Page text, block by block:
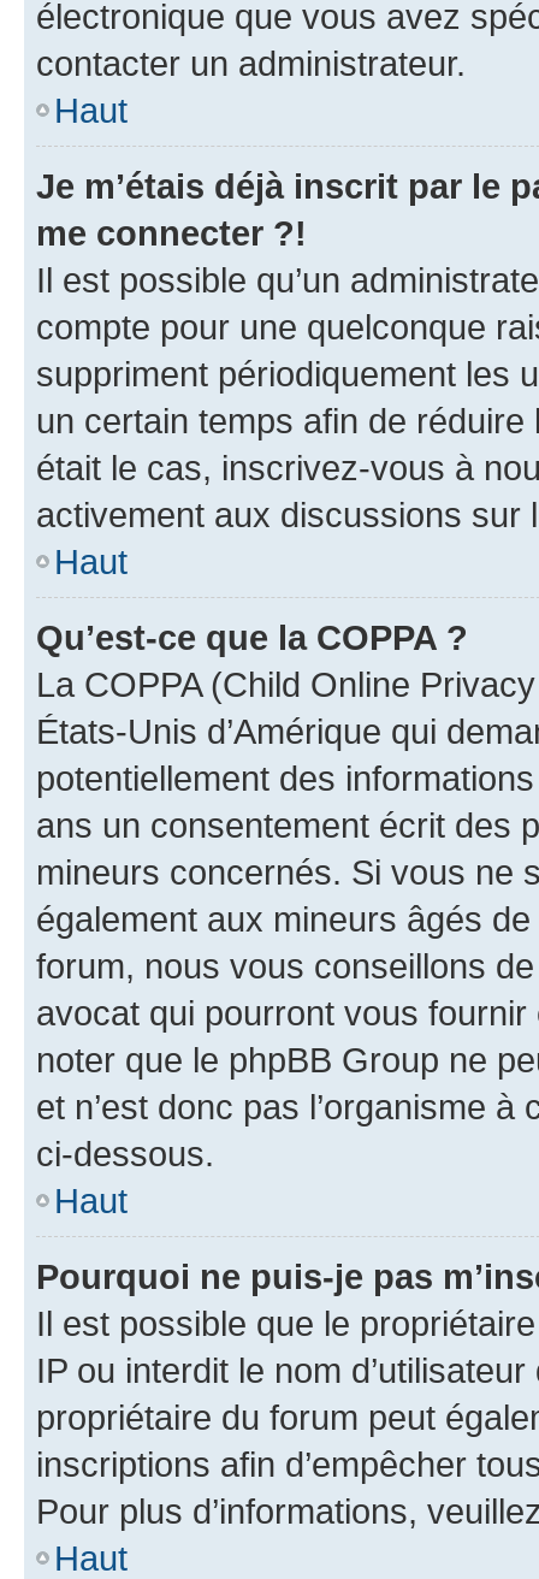
électronique que vous avez
contacter un administrateur.
Haut
Je m’étais déjà inscrit par le
me connecter ?!
Il est possible qu’un
compte pour une quelconque
suppriment périodiquement les
un certain temps afin de
était le cas, inscrivez-vous à
activement aux discussions sur
Haut
Qu’est-ce que la COPPA ?
La COPPA (Child Online
États-Unis d’Amérique qui
potentiellement des
ans un consentement écrit des
mineurs concernés. Si vous ne
également aux mineurs âgés
forum, nous vous conseillons
avocat qui pourront vous
noter que le phpBB Group ne
et n’est donc pas l’organisme
ci-dessous.
Haut
Pourquoi ne puis-je pas
Il est possible que le
IP ou interdit le nom
propriétaire du forum peut
inscriptions afin d’empêcher
Pour plus d’informations,
Haut